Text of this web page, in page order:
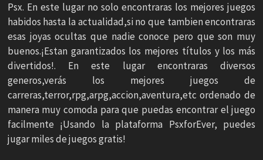
Psx. En este lugar no solo encontraras los mejores juegos
habidos hasta la actualidad,si no que tambien encontraras
esas joyas ocultas que nadie conoce pero que son muy
buenos.¡Estan garantizados los mejores títulos y los más
divertidos!. En este lugar encontraras diversos
generos,verás los mejores juegos de
carreras,terror,rpg,arpg,accion,aventura,etc ordenado de
manera muy comoda para que puedas encontrar el juego
facilmente ¡Usando la plataforma PsxforEver, puedes
jugar miles de juegos gratis!